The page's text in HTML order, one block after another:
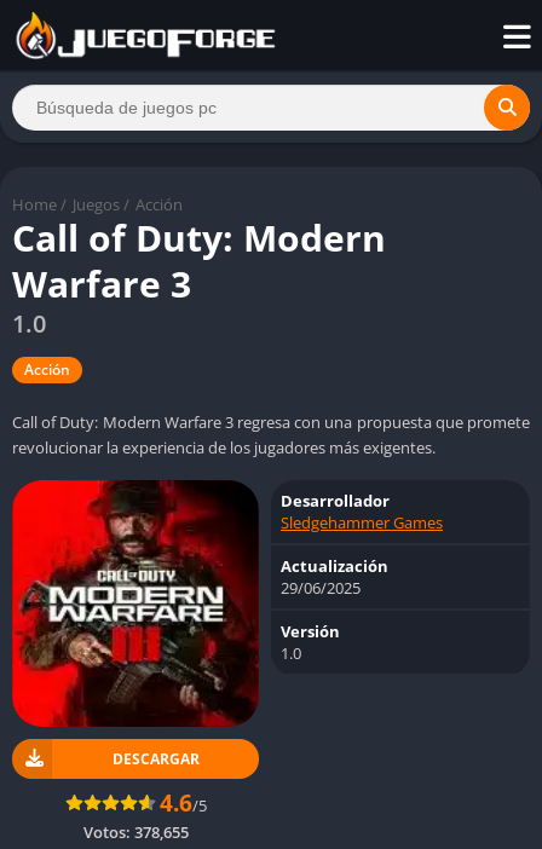
Home / Juegos / Acción
Call of Duty: Modern
Warfare 3
1.0
Acción
Call of Duty: Modern Warfare 3 regresa con una propuesta que promete
revolucionar la experiencia de los jugadores más exigentes.
DESCARGAR
4.6/5
Votos: 378,655
Desarrollador
Sledgehammer Games
Actualización
29/06/2025
Versión
1.0